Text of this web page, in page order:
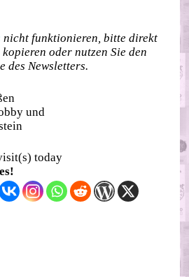
nicht funktionieren, bitte direkt
oder nutzen Sie den
des Newsletters.
und
today